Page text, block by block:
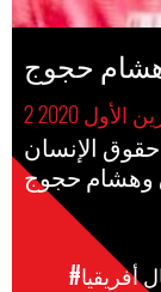
حجوج
الأول 2020
الإنسان
وهشام حجوج